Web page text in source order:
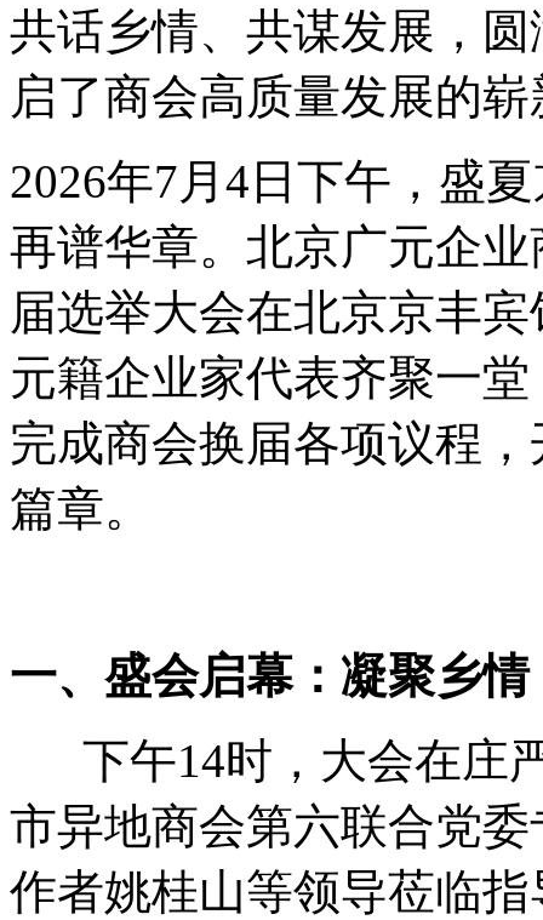
共话乡情、共谋发展，
启了商会高质量发展的
2026年7月4日下午，盛
再谱华章。北京广元企
届选举大会在北京京丰
元籍企业家代表齐聚一
完成商会换届各项议程
篇章。
一、盛会启幕：凝聚乡
下午14时，大会在庄
市异地商会第六联合党
作者姚桂山等领导莅临